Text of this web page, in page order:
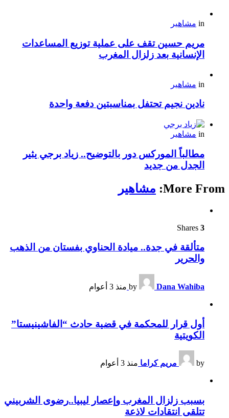
in مشاهير
مريم حسين تقف على عملية توزيع المساعدات
الإنسانية بعد زلزال المغرب
in مشاهير
نادين نجيم تحتفل بمناسبتين دفعة واحدة
in مشاهير
مطالباً الموركس دور بالتوضيح.. زياد برجي يثير
الجدل من جديد
More From: مشاهير
3
متألقة في جدة.. ميادة الحناوي بفستان من الذهب
والحرير
by Dana Wahiba منذ 3 أعوام
أول قرار للمحكمة في قضية حادث “الفاشينيستا”
الكويتية
by مريم كراما منذ 3 أعوام
بسبب زلزال المغرب وإعصار ليبيا..رضوى الشربيني
تتلقى انتقادات لاذعة